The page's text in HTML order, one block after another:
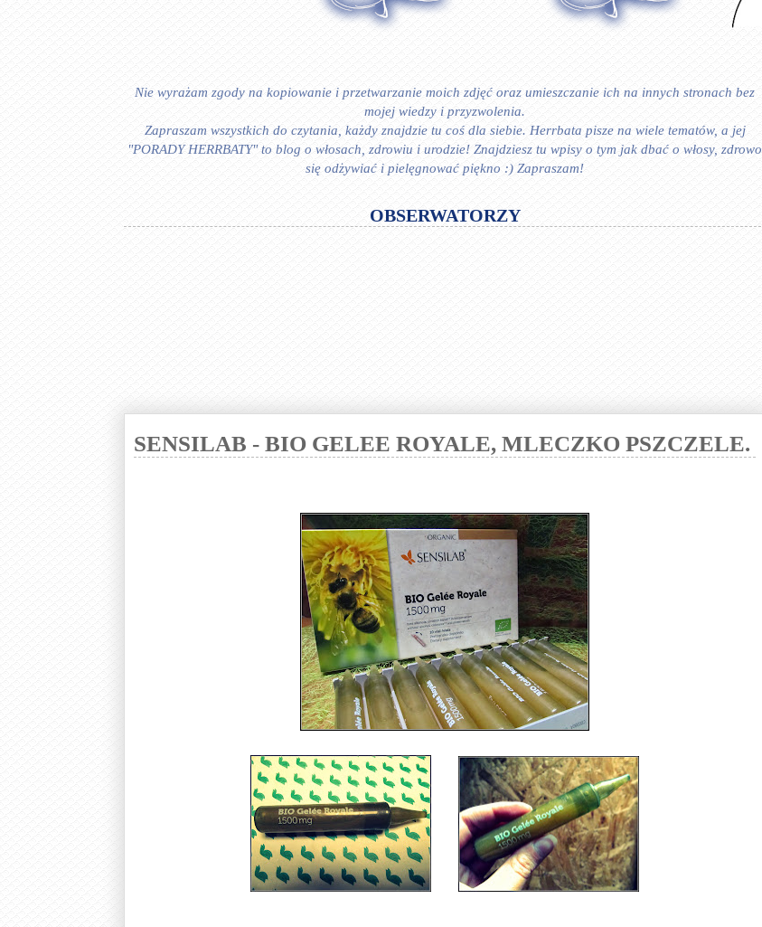
Nie wyrażam zgody na kopiowanie i przetwarzanie moich zdjęć oraz umieszczanie ich na innych stronach bez
mojej wiedzy i przyzwolenia.
Zapraszam wszystkich do czytania, każdy znajdzie tu coś dla siebie. Herrbata pisze na wiele tematów, a jej
"PORADY HERRBATY" to blog o włosach, zdrowiu i urodzie! Znajdziesz tu wpisy o tym jak dbać o włosy, zdrowo
się odżywiać i pielęgnować piękno :) Zapraszam!
OBSERWATORZY
SENSILAB - BIO GELEE ROYALE, MLECZKO PSZCZELE.